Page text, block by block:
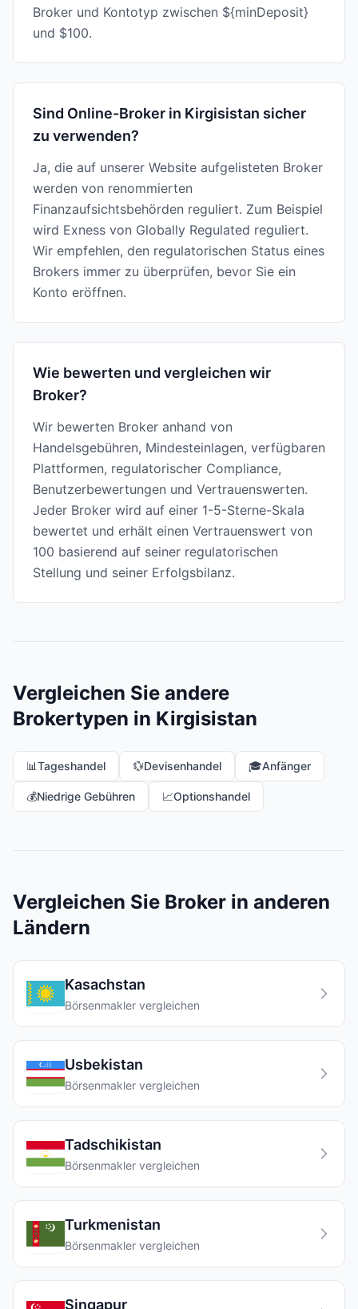
Broker und Kontotyp zwischen ${minDeposit}
und $100.
Sind Online-Broker in Kirgisistan sicher
zu verwenden?
Ja, die auf unserer Website aufgelisteten Broker
werden von renommierten
Finanzaufsichtsbehörden reguliert. Zum Beispiel
wird Exness von Globally Regulated reguliert.
Wir empfehlen, den regulatorischen Status eines
Brokers immer zu überprüfen, bevor Sie ein
Konto eröffnen.
Wie bewerten und vergleichen wir
Broker?
Wir bewerten Broker anhand von
Handelsgebühren, Mindesteinlagen, verfügbaren
Plattformen, regulatorischer Compliance,
Benutzerbewertungen und Vertrauenswerten.
Jeder Broker wird auf einer 1-5-Sterne-Skala
bewertet und erhält einen Vertrauenswert von
100 basierend auf seiner regulatorischen
Stellung und seiner Erfolgsbilanz.
Vergleichen Sie andere
Brokertypen in Kirgisistan
📊Tageshandel 💱Devisenhandel 🎓Anfänger
💰Niedrige Gebühren 📈Optionshandel
Vergleichen Sie Broker in anderen
Ländern
Kasachstan
Börsenmakler vergleichen
Usbekistan
Börsenmakler vergleichen
Tadschikistan
Börsenmakler vergleichen
Turkmenistan
Börsenmakler vergleichen
Singapur